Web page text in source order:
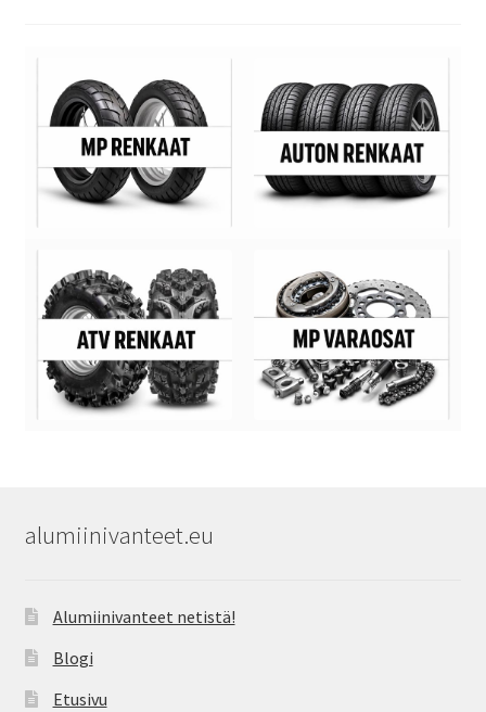
alumiinivanteet.eu
Alumiinivanteet netistä!
Blogi
Etusivu